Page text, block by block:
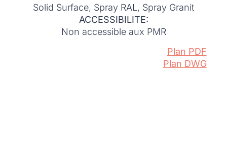
Solid Surface, Spray RAL, Spray Granit
ACCESSIBILITE:
Non accessible aux PMR
Plan PDF
Plan DWG